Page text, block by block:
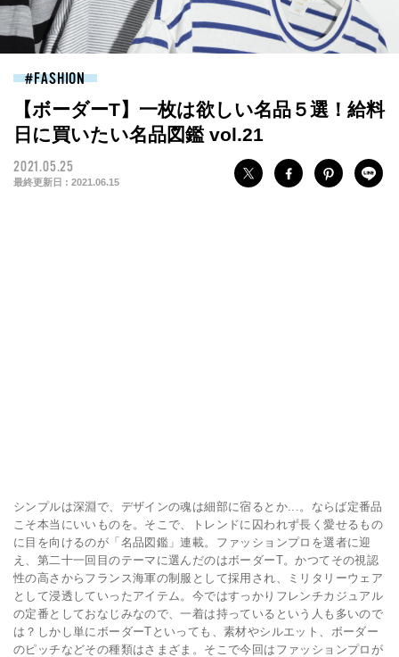
FASHION
【ボーダーT】一枚は欲しい名品５選！給料
日に買いたい名品図鑑 vol.21
2021.05.25
最終更新日 : 2021.06.15
シンプルは深淵で、デザインの魂は細部に宿るとか...。ならば定番品
こそ本当にいいものを。そこで、トレンドに囚われず長く愛せるもの
に目を向けるのが「名品図鑑」連載。ファッションプロを選者に迎
え、第二十一回目のテーマに選んだのはボーダーT。かつてその視認
性の高さからフランス海軍の制服として採用され、ミリタリーウェア
として浸透していったアイテム。今ではすっかりフレンチカジュアル
の定番としておなじみなので、一着は持っているという人も多いので
は？しかし単にボーダーTといっても、素材やシルエット、ボーダー
のピッチなどその種類はさまざま。そこで今回はファッションプロが